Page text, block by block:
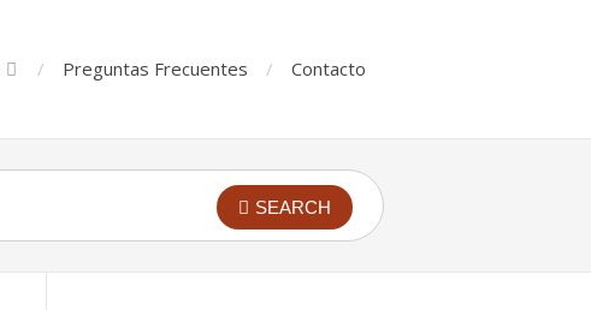
Preguntas Frecuentes Contacto
SEARCH